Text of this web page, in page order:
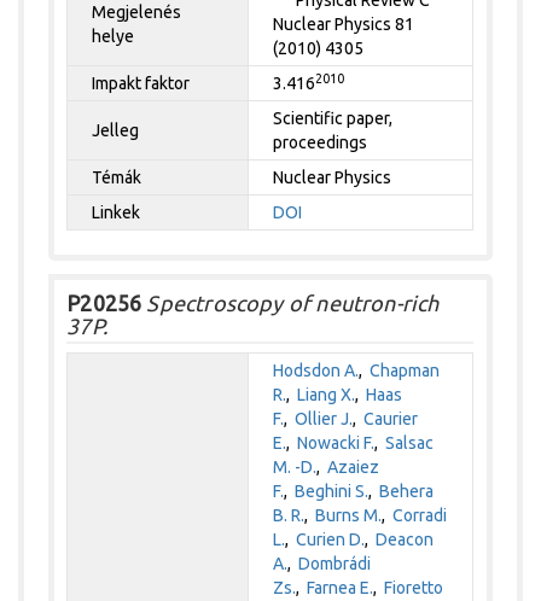
Megjelenés
helye
Nuclear Physics 81
(2010) 4305
Impakt faktor
3.4162010
Jelleg
Scientific paper,
proceedings
Témák
Nuclear Physics
Linkek
DOI
P20256 Spectroscopy of neutron-rich
37P.
Hodsdon A.,Chapman
R.,Liang X.,Haas
F.,Ollier J.,Caurier
E.,Nowacki F.,Salsac
M. -D.,Azaiez
F.,Beghini S.,Behera
B. R.,Burns M.,Corradi
L.,Curien D.,Deacon
A.,Dombrádi
Zs.,Farnea E.,Fioretto